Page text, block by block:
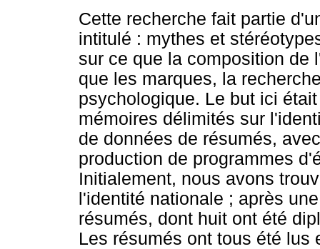
Cette recherche fait partie
intitulé : mythes et
sur ce que la composition de
que les marques, la
psychologique. Le but ici
mémoires délimités sur
de données de résumés,
production de programmes
Initialement, nous avons
l'identité nationale ; après
résumés, dont huit ont été
Les résumés ont tous été lus